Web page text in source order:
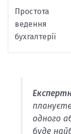
Простота
ведення
бухгалтерії
одного
буде